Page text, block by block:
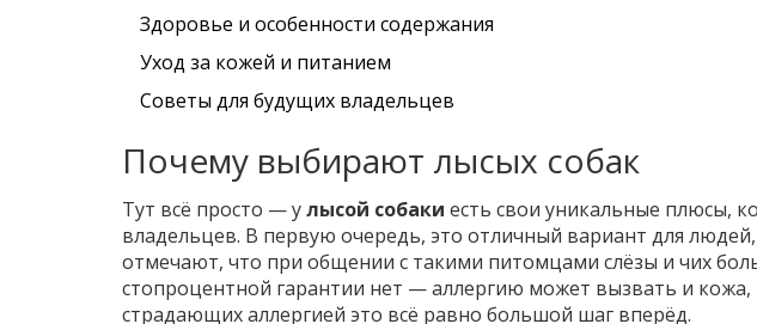
Здоровье и особенности содержания
Уход за кожей и питанием
Советы для будущих владельцев
Почему выбирают лысых собак
Тут всё просто — улысой собаки есть свои уникальные плюсы,
владельцев. В первую очередь, это отличный вариант для
отмечают, что при общении с такими питомцами слёзы и чих
стопроцентной гарантии нет — аллергию может вызвать и
страдающих аллергией это всё равно большой шаг вперёд.